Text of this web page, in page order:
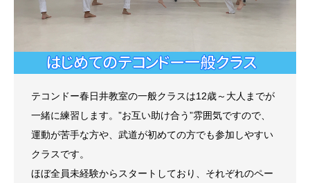
テコンドー春日井教室の一般クラスは12歳～大人までが
一緒に練習します。”お互い助け合う”雰囲気ですので、
運動が苦手な方や、武道が初めての方でも参加しやすい
クラスです。
ほぼ全員未経験からスタートしており、それぞれのペー